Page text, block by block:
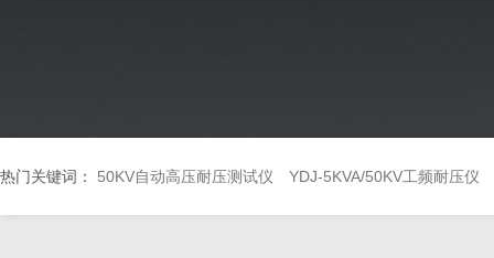
热门关键词： 50KV自动高压耐压测试仪 YDJ-5KVA/50KV工频耐压仪